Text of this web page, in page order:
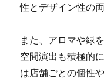
性とデザイン性の
また、アロマや緑
空間演出も積極的
は店舗ごとの個性